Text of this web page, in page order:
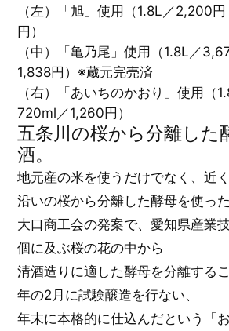
（左）「旭」使用（1.8L／2,200
円）
（中）「亀乃尾」使用（1.8L／
1,838円）※蔵元完売済
（右）「あいちのかおり」使用（
720ml／1,260円）
五条川の桜から分離した
酒。
地元産の米を使うだけでなく、近
沿いの桜から分離した酵母を使っ
大口商工会の発案で、愛知県産業
個に及ぶ桜の花の中から
清酒造りに適した酵母を分離する
年の2月に試験醸造を行ない、
年末に本格的に仕込んだという「